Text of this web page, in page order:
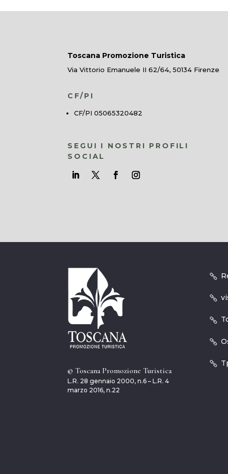
Toscana Promozione Turistica
Via Vittorio Emanuele II 62/64, 50134 Firenze
CF/PI
CF/PI 05065320482
SEGUI I NOSTRI PROFILI
SOCIAL
© Toscana Promozione Turistica
L.R. 28 gennaio 2000, n.6 – L.R. 4
marzo 2016, n.22